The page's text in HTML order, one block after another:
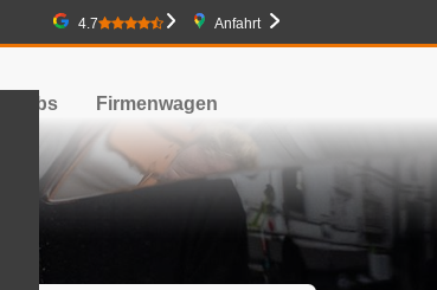
4.7 Google-Bewertung
Anfahrt
Jobs Firmenwagen